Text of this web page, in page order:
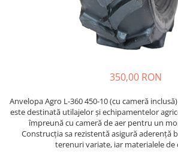
https://www.doctortrotineta.ro/cadru
Suspensie
Cauciucuri
https://www.doctortrotineta.ro/camere-
350,00 RON
Anvelopa Agro L-360 450-10 (cu cameră
este destinată utilajelor și echipamentelor
împreună cu cameră de aer pentru un
Construcția sa rezistentă asigură aderență
terenuri variate, iar materialele de